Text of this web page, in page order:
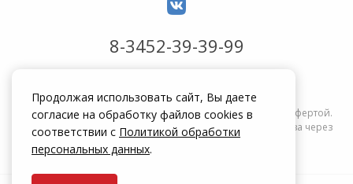
8-3452-39-39-99
Информация на сайте zakrepi.ru не является публичной офертой.
Указанные цены действуют только при оформлении заказа через
интернет-магазин zakrepi.ru.
Продолжая использовать сайт, Вы даете
согласие на обработку файлов cookies в
соответствии с Политикой обработки
персональных данных.